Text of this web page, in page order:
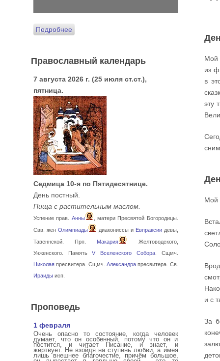
Мой
из
в
эту
Мой
и с
За
Подробнее
Православный календарь
7 августа 2026 г. (25 июля ст.ст.),
пятница.
Седмица 10-я по Пятидесятнице.
День постный.
Пища с растительным маслом.
Успение прав. Анны
, матери Пресвятой Богородицы.
Свв. жен Олимпиады диакониссы и Евпраксиидевы,
Тавеннской. Прп. Макария
Желтоводского,
Унженского. ПамятьV Вселенского Собора. Сщмч.
Николая пресвитера. Сщмч. Александрапресвитера. Св.
Ираиды исп.
Проповедь
1 февраля
Очень опасно то состояние, когда человек
думает, что он особенный, потому что он и
постится, и читает Писание, и знает, и
жертвует. Не взойдя на ступень любви, а имея
лишь внешнее благочестие, причём большое,